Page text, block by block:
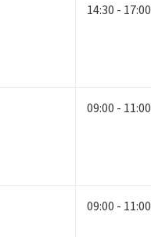
14:30 - 17:00
09:00 - 11:00
09:00 - 11:00